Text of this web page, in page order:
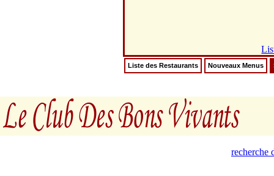
Liste des Restaurants Nouveaux Menus
recherche